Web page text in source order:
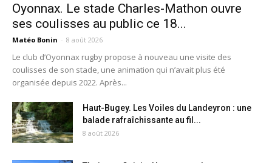
Oyonnax. Le stade Charles-Mathon ouvre
ses coulisses au public ce 18...
Matéo Bonin - 8 août 2026
Le club d’Oyonnax rugby propose à nouveau une visite des
coulisses de son stade, une animation qui n’avait plus été
organisée depuis 2022. Après...
Haut-Bugey. Les Voiles du Landeyron : une
balade rafraîchissante au fil...
8 août 2026